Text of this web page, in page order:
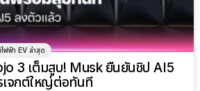
ฟฟ้า EV ล่าสุด
3 เต็มสูบ! Musk ยืนยันชิป AI5
เจกต์ใหญ่ต่อทันที